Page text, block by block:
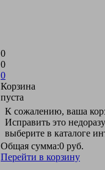
0
0
0
Корзина
пуста
К сожалению, ваша
Исправить это
выберите в каталоге
Общая сумма:0 руб.
Перейти в корзину